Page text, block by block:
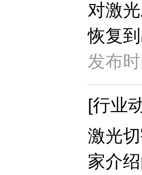
对激
恢复
发布
[行业
激光
家介